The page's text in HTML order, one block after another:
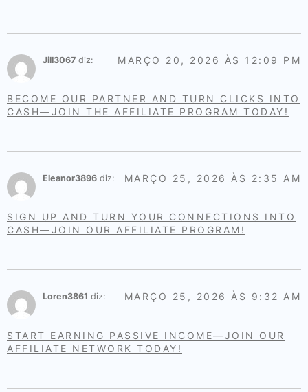
Jill3067 diz: MARÇO 20, 2026 ÀS 12:09 PM
BECOME OUR PARTNER AND TURN CLICKS INTO
CASH—JOIN THE AFFILIATE PROGRAM TODAY!
Eleanor3896 diz: MARÇO 25, 2026 ÀS 2:35 AM
SIGN UP AND TURN YOUR CONNECTIONS INTO
CASH—JOIN OUR AFFILIATE PROGRAM!
Loren3861 diz: MARÇO 25, 2026 ÀS 9:32 AM
START EARNING PASSIVE INCOME—JOIN OUR
AFFILIATE NETWORK TODAY!